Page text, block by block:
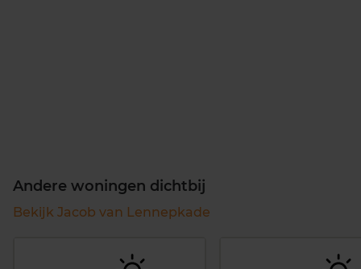
Andere woningen dichtbij
Bekijk Jacob van Lennepkade